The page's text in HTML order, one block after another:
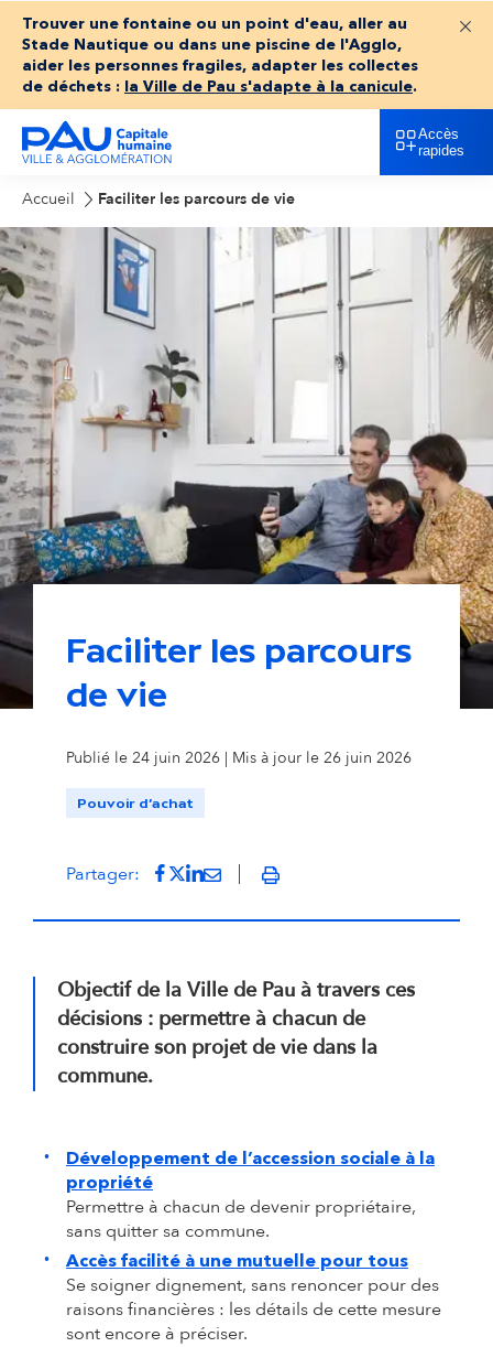
Trouver une fontaine ou un point d'eau, aller au
Stade Nautique ou dans une piscine de l'Agglo,
aider les personnes fragiles, adapter les collectes
de déchets :
la Ville de Pau s'adapte à la canicule.
Accès
rapides
Accueil Faciliter les parcours de vie
Faciliter les parcours
de vie
Publié le 24 juin 2026 | Mis à jour le 26 juin 2026
Pouvoir d'achat
Partager: Partager sur Facebook
(s'ouvre dans un nouvel onglet)
Partager sur Twitter
(s'ouvre dans un nouvel onglet)
Partager sur LinkedIn
(s'ouvre dans un nouvel onglet)
Partager par mail
(s'ouvre dans un nouvel
Imprimer
Objectif de la Ville de Pau à travers ces
décisions : permettre à chacun de
construire son projet de vie dans la
commune.
Développement de l’accession sociale à la
propriété
Permettre à chacun de devenir propriétaire,
sans quitter sa commune.
Accès facilité à une mutuelle pour tous
Se soigner dignement, sans renoncer pour des
raisons financières : les détails de cette mesure
sont encore à préciser.